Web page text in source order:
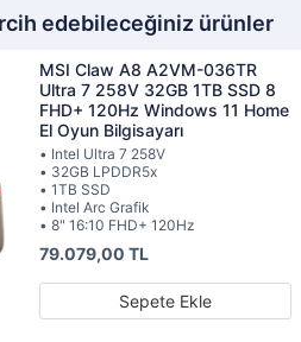
edebileceğiniz ürünler
MSI Claw A8 A2VM-036TR
Ultra 7 258V 32GB 1TB SSD 8
FHD+ 120Hz Windows 11 Home
El Oyun Bilgisayarı
• Intel Ultra 7 258V
• 32GB LPDDR5x
• 1TB SSD
• Intel Arc Grafik
• 8" 16:10 FHD+ 120Hz
79.079,00 TL
Sepete Ekle